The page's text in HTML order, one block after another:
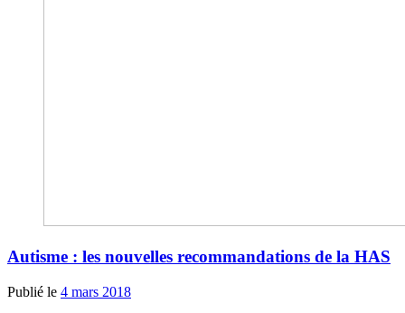
Autisme : les nouvelles recommandations de la HAS
Publié le 4 mars 2018